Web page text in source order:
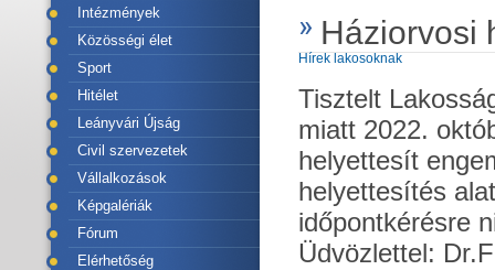
Intézmények
Közösségi élet
Sport
Hitélet
Leányvári Újság
Civil szervezetek
Vállalkozások
Képgalériák
Fórum
Elérhetőség
Háziorvosi
Hírek lakosoknak
Tisztelt
miatt 2022.
helyettesít
helyettesítés
időpontkérésre
Üdvözlettel: